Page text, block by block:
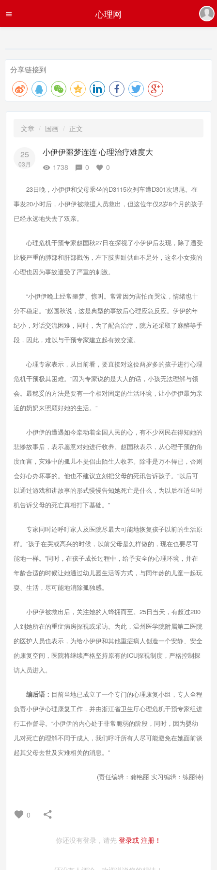
心理网
分享链接到
文章 国画 正文
25
03月
小伊伊噩梦连连 心理治疗难度大
1738 0 0
23日晚，小伊伊和父母乘坐的D3115次列车遭D301次追尾。在
事发20小时后，小伊伊被救援人员救出，但这位年仅2岁8个月的孩子
已经永远地失去了双亲。
心理危机干预专家赵国秋27日在探视了小伊伊后发现，除了遭受
比较严重的肺部和肝部戳伤，左下肢脚趾供血不足外，这名小女孩的
心理也因为事故遭受了严重的刺激。
“小伊伊晚上经常噩梦、惊叫。常常因为害怕而哭泣，情绪也十
分不稳定。”赵国秋说，这是典型的事故后心理应急反应。伊伊的年
纪小，对话交流困难，同时，为了配合治疗，院方还采取了麻醉等手
段，因此，难以与干预专家建立起有效交流。
心理专家表示，从目前看，要直接对这位两岁多的孩子进行心理
危机干预极其困难。“因为专家说的是大人的话，小孩无法理解与领
会。最稳妥的方法是要有一个相对固定的生活环境，让小伊伊最为亲
近的奶奶来照顾好她的生活。”
小伊伊的遭遇如今牵动着全国人民的心，有不少网民在得知她的
悲惨故事后，表示愿意对她进行收养。赵国秋表示，从心理干预的角
度而言，灾难中的孤儿不提倡由陌生人收养。除非是万不得已，否则
会好心办坏事的。他也不建议立刻把父母的死讯告诉孩子。“以后可
以通过游戏和讲故事的形式慢慢告知她死亡是什么，为以后在适当时
机告诉父母的死亡真相打下基础。”
专家同时还呼吁家人及医院尽最大可能地恢复孩子以前的生活原
样。“孩子在哭或高兴的时候，以前父母是怎样做的，现在也要尽可
能地一样。”同时，在孩子成长过程中，给予安全的心理环境，并在
年龄合适的时候让她通过幼儿园生活等方式，与同年龄的儿童一起玩
耍、生活，尽可能地消除孤独感。
小伊伊被救出后，关注她的人蜂拥而至。25日当天，有超过200
人到她所在的重症病房探视或采访。为此，温州医学院附属第二医院
的医护人员也表示，为给小伊伊和其他重症病人创造一个安静、安全
的康复空间，医院将继续严格坚持原有的ICU探视制度，严格控制探
访人员进入。
编后语： 目前当地已成立了一个专门的心理康复小组，专人全程
负责小伊伊心理康复工作，并由浙江省卫生厅心理危机干预专家组进
行工作督导。“小伊伊的内心处于非常脆弱的阶段，同时，因为婴幼
儿对死亡的理解不同于成人，我们呼吁所有人尽可能避免在她面前谈
起其父母去世及灾难相关的消息。”
(责任编辑：龚艳丽 实习编辑：练丽特)
0
你还没有登录，请先 登录或 注册！